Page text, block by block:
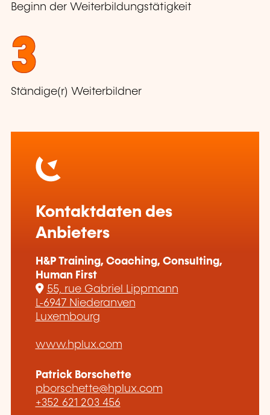
Beginn der Weiterbildungstätigkeit
3
Ständige(r) Weiterbildner
Kontaktdaten des
Anbieters
H&P Training, Coaching, Consulting,
Human First
55, rue Gabriel Lippmann
L-6947 Niederanven
Luxembourg
www.hplux.com
Patrick Borschette
pborschette@hplux.com
+352 621 203 456